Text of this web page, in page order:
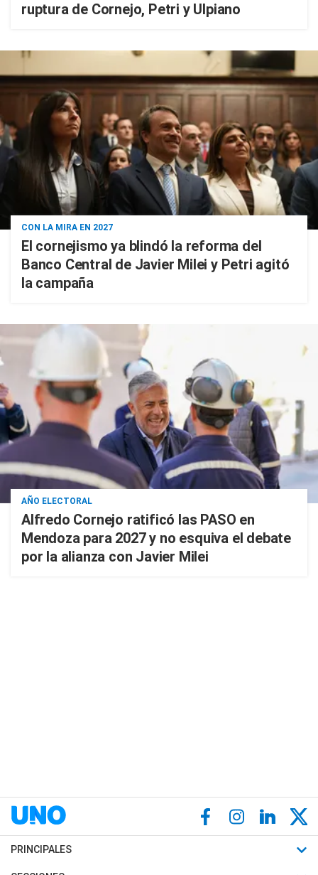
ruptura de Cornejo, Petri y Ulpiano
CON LA MIRA EN 2027
El cornejismo ya blindó la reforma del
Banco Central de Javier Milei y Petri agitó
la campaña
AÑO ELECTORAL
Alfredo Cornejo ratificó las PASO en
Mendoza para 2027 y no esquiva el debate
por la alianza con Javier Milei
PRINCIPALES